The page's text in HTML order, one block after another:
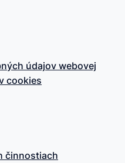
údajov webovej
cookies
činnostiach